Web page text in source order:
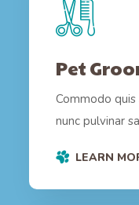
Pet
Commodo
nunc pulvinar
LEARN